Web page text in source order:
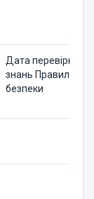
Дата перевірки
знань Правил
безпеки